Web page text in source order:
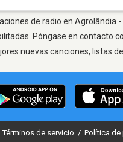
de radio en Agrolândia
Póngase en contacto
nuevas canciones, listas
Términos de servicio / Política de